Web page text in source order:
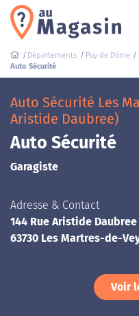
Départements Puy de Dôme
Auto Sécurité
Auto Sécurité Les
Aristide Daubree)
Auto Sécurité
Garagiste
Adresse & Contact
144 Rue Aristide Daubree
63730 Les Martres-de-
Voir